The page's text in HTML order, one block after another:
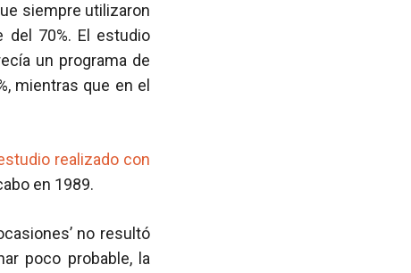
siempre utilizaron
del 70%. El estudio
un programa de
mientras que en el
realizado con
en 1989.
no resultó
poco probable, la